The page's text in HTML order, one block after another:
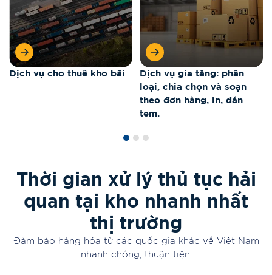
Dịch vụ cho thuê kho bãi
Dịch vụ gia tăng: phân
loại, chia chọn và soạn
theo đơn hàng, in, dán
tem.
Thời gian xử lý thủ tục hải
quan tại kho nhanh nhất
thị trường
Đảm bảo hàng hóa từ các quốc gia khác về Việt Nam
nhanh chóng, thuận tiện.